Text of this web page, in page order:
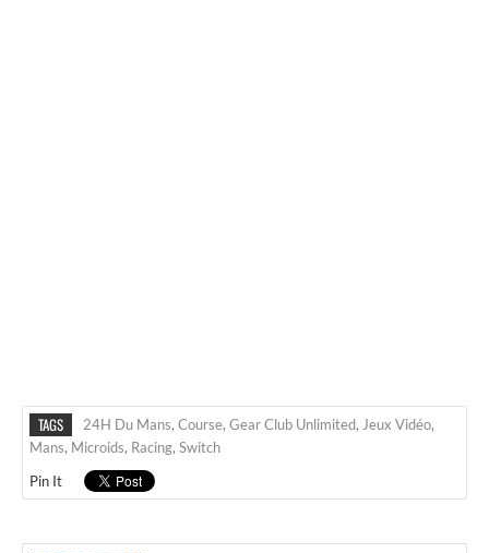
TAGS 24H Du Mans, Course, Gear Club Unlimited, Jeux Vidéo,
Mans, Microids, Racing, Switch
Pin It